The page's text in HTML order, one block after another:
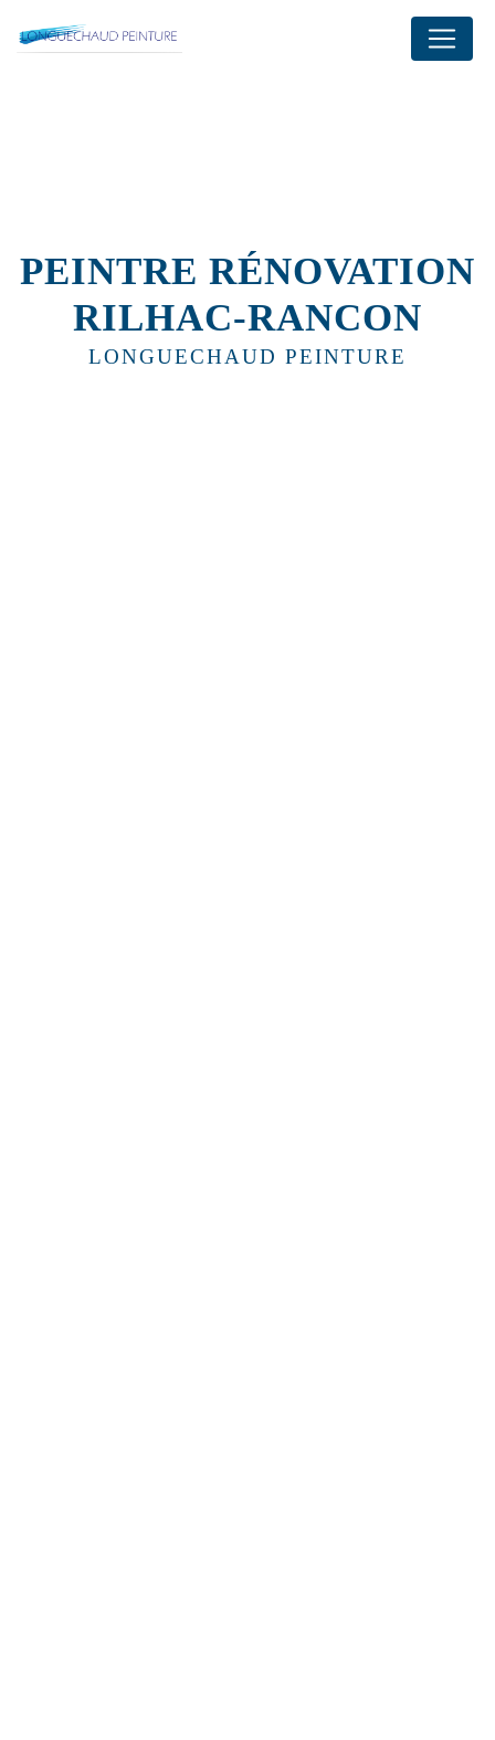
PEINTRE RÉNOVATION
RILHAC-RANCON
LONGUECHAUD PEINTURE